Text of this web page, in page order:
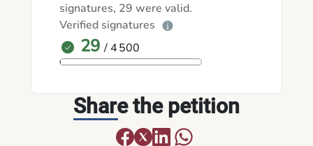
signatures, 29 were valid.
Verified signatures
29 / 4 500
Share the petition